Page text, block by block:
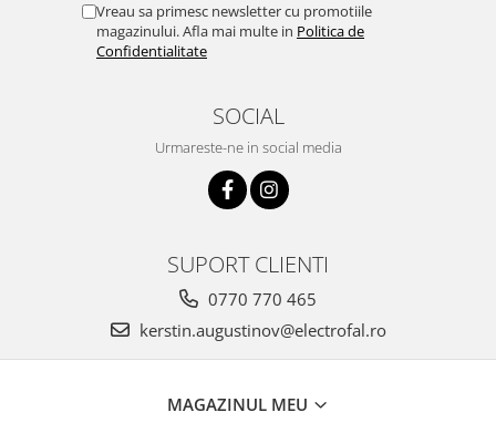
Vreau sa primesc newsletter cu promotiile
magazinului. Afla mai multe in Politica de
Confidentialitate
SOCIAL
Urmareste-ne in social media
SUPORT CLIENTI
0770 770 465
kerstin.augustinov@electrofal.ro
MAGAZINUL MEU